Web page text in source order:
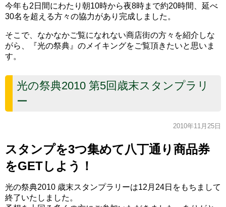
今年も2日間にわたり朝10時から夜8時まで約20時間、延べ
30名を超える方々の協力があり完成しました。
そこで、なかなかご覧になれない商店街の方々を紹介しな
がら、『光の祭典』のメイキングをご覧頂きたいと思いま
す。
光の祭典2010 第5回歳末スタンプラリ
ー
2010年11月25日
スタンプを3つ集めて八丁通り商品券
をGETしよう！
光の祭典2010 歳末スタンプラリーは12月24日をもちまして
終了いたしました。